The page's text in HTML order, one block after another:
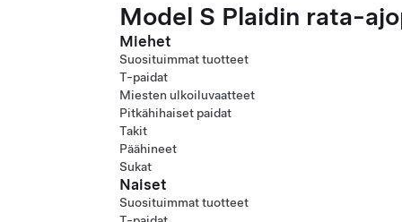
Model S Plaidin rata-
Miehet
Suosituimmat tuotteet
T-paidat
Miesten ulkoiluvaatteet
Pitkähihaiset paidat
Takit
Päähineet
Sukat
Naiset
Suosituimmat tuotteet